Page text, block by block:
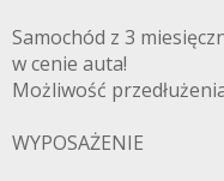
Samochód z 3
w cenie auta!
Możliwość
WYPOSAŻENIE